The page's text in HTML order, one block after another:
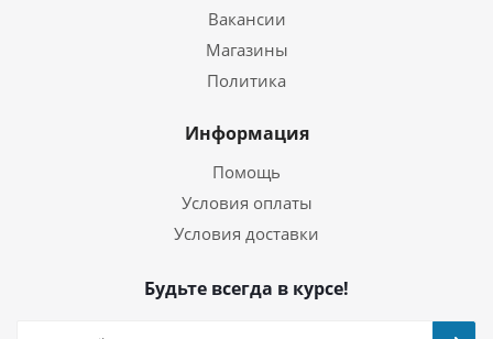
Вакансии
Магазины
Политика
Информация
Помощь
Условия оплаты
Условия доставки
Будьте всегда в курсе!